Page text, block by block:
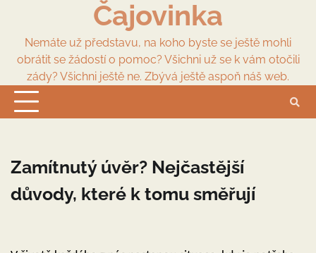
content
Čajovinka
Nemáte už představu, na koho byste se ještě mohli
obrátit se žádostí o pomoc? Všichni už se k vám otočili
zády? Všichni ještě ne. Zbývá ještě aspoň náš web.
Zamítnutý úvěr? Nejčastější
důvody, které k tomu směřují